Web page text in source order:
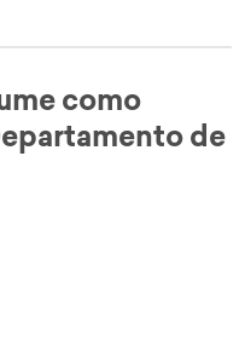
como
de